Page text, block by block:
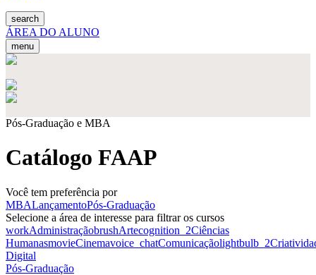
search
ÁREA DO ALUNO
menu
Pós-Graduação e MBA
Catálogo FAAP
Você tem preferência por
MBALançamentoPós-Graduação
Selecione a área de interesse para filtrar os cursos
workAdministraçãobrushArtecognition_2Ciências
HumanasmovieCinemavoice_chatComunicaçãolightbulb_2
Digital
Pós-Graduação